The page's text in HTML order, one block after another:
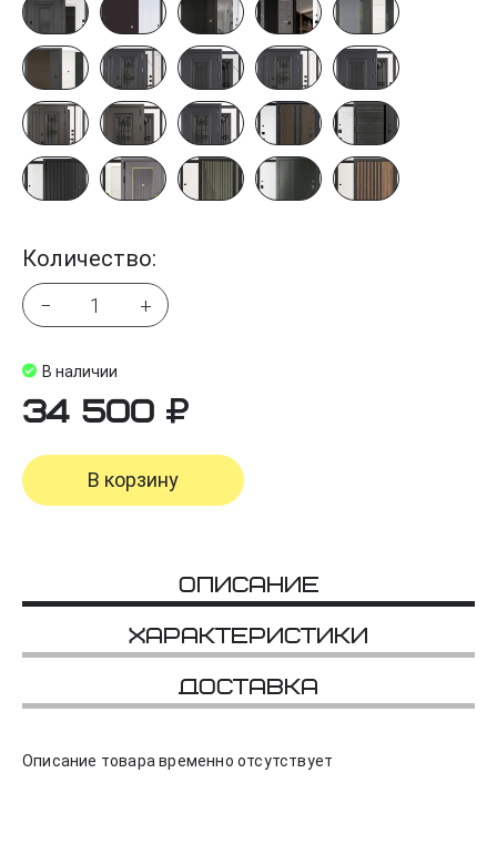
Количество:
− +
В наличии
34 500
В корзину
Описание
Характеристики
Доставка
Описание товара временно отсутствует